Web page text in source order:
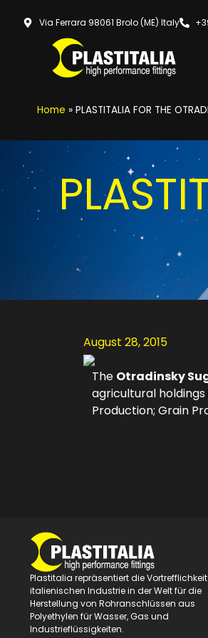
Via Ferrara 98061 Brolo (ME) Italy
Home » PLASTITALIA FOR THE
August 28, 2015
The Otradinsky
agricultural holdings
Production; Grain
Plastitalia repräsentiert die
italienischen Industrie in der Welt für die
Herstellung von Rohranschlüssen aus
Polyethylen für Wasser, Gas und
Industrieflüssigkeiten.